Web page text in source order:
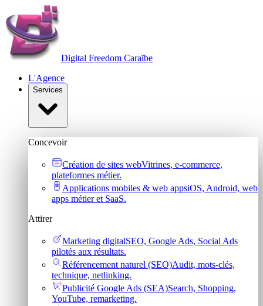
Digital Freedom Caraïbe
L'Agence
Services
Concevoir
Création de sites webVitrines, e-commerce,
plateformes métier.
Applications mobiles & web appsiOS, Android, web
apps métier et SaaS.
Attirer
Marketing digitalSEO, Google Ads, Social Ads
pilotés aux résultats.
Référencement naturel (SEO)Audit, mots-clés,
technique, netlinking.
Publicité Google Ads (SEA)Search, Shopping,
YouTube, remarketing.